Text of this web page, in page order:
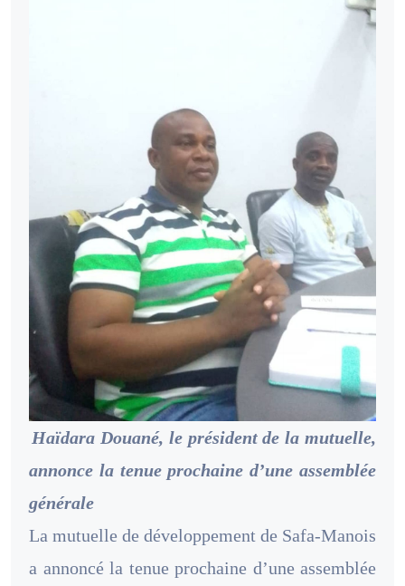
Haïdara Douané, le président de la mutuelle,
annonce la tenue prochaine d’une assemblée
générale
La mutuelle de développement de Safa-Manois
a annoncé la tenue prochaine d’une assemblée